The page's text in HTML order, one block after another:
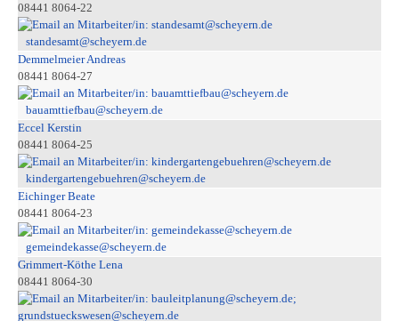
08441 8064-22
standesamt@scheyern.de
Demmelmeier Andreas
08441 8064-27
bauamttiefbau@scheyern.de
Eccel Kerstin
08441 8064-25
kindergartengebuehren@scheyern.de
Eichinger Beate
08441 8064-23
gemeindekasse@scheyern.de
Grimmert-Köthe Lena
08441 8064-30